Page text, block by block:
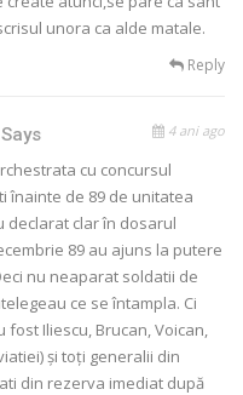
unora ca alde matale.
Reply
Says 4 ani ago
cu concursul
înainte de 89 de unitatea
declarat clar în dosarul
89 au ajuns la putere
nu neaparat soldatii de
ce se întampla. Ci
Iliescu, Brucan, Voican,
și toți generalii din
din rezerva imediat după